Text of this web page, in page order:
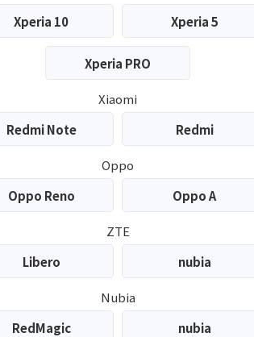
Xperia 10 Xperia 5
Xperia PRO
Xiaomi
Redmi Note Redmi
Oppo
Oppo Reno Oppo A
ZTE
Libero
nubia
Nubia
RedMagic
nubia